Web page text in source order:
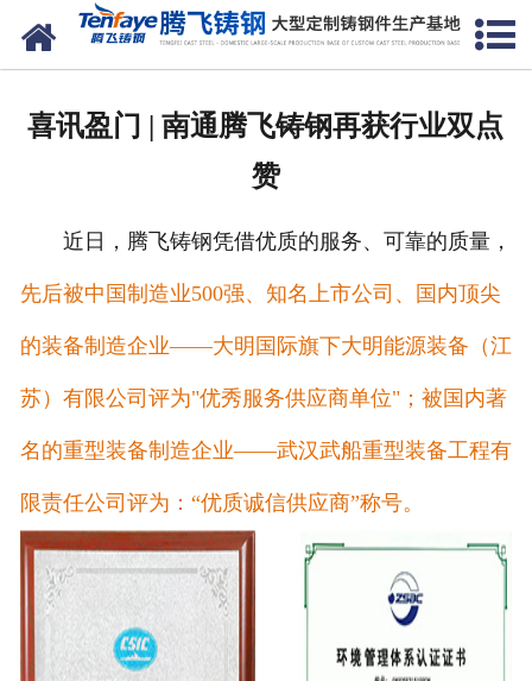
网站首页
生产能力
联系我们
喜讯盈门 | 南通腾飞铸钢再获行业双点
赞
近日，腾飞铸钢凭借优质的服务、可靠的质量，
先后被中国制造业500强、知名上市公司、国内顶尖
的装备制造企业——大明国际旗下大明能源装备（江
苏）有限公司评为"优秀服务供应商单位"；被国内著
名的重型装备制造企业——武汉武船重型装备工程有
限责任公司评为：“优质诚信供应商”称号。